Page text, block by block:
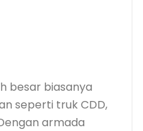
besar biasanya
seperti truk CDD,
armada